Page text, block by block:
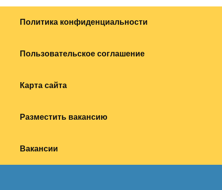
Политика конфиденциальности
Пользовательское соглашение
Карта сайта
Разместить вакансию
Вакансии